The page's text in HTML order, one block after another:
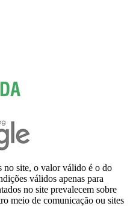
no site, o valor válido é o do
válidos apenas para
no site prevalecem sobre
meio de comunicação ou sites